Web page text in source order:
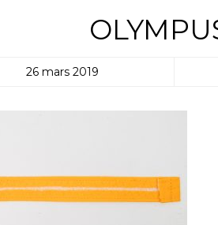
26 mars 2019